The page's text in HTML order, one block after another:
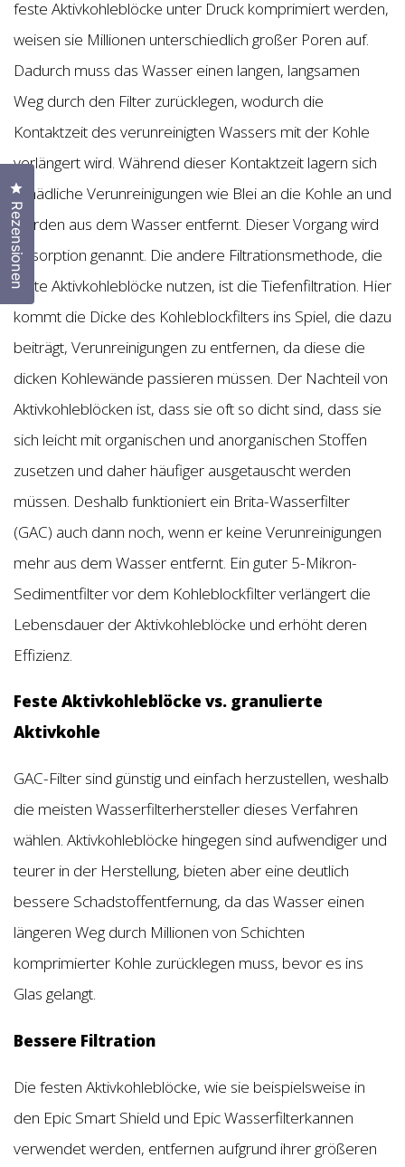
feste Aktivkohleblöcke unter Druck komprimiert werden,
weisen sie Millionen unterschiedlich großer Poren auf.
Dadurch muss das Wasser einen langen, langsamen
Weg durch den Filter zurücklegen, wodurch die
Kontaktzeit des verunreinigten Wassers mit der Kohle
verlängert wird. Während dieser Kontaktzeit lagern sich
schädliche Verunreinigungen wie Blei an die Kohle an und
werden aus dem Wasser entfernt. Dieser Vorgang wird
Adsorption genannt. Die andere Filtrationsmethode, die
feste Aktivkohleblöcke nutzen, ist die Tiefenfiltration. Hier
kommt die Dicke des Kohleblockfilters ins Spiel, die dazu
beiträgt, Verunreinigungen zu entfernen, da diese die
dicken Kohlewände passieren müssen. Der Nachteil von
Aktivkohleblöcken ist, dass sie oft so dicht sind, dass sie
sich leicht mit organischen und anorganischen Stoffen
zusetzen und daher häufiger ausgetauscht werden
müssen. Deshalb funktioniert ein Brita-Wasserfilter
(GAC) auch dann noch, wenn er keine Verunreinigungen
mehr aus dem Wasser entfernt. Ein guter 5-Mikron-
Sedimentfilter vor dem Kohleblockfilter verlängert die
Lebensdauer der Aktivkohleblöcke und erhöht deren
Effizienz.
Feste Aktivkohleblöcke vs. granulierte
Aktivkohle
GAC-Filter sind günstig und einfach herzustellen, weshalb
die meisten Wasserfilterhersteller dieses Verfahren
wählen. Aktivkohleblöcke hingegen sind aufwendiger und
teurer in der Herstellung, bieten aber eine deutlich
bessere Schadstoffentfernung, da das Wasser einen
längeren Weg durch Millionen von Schichten
komprimierter Kohle zurücklegen muss, bevor es ins
Glas gelangt.
Bessere Filtration
Die festen Aktivkohleblöcke, wie sie beispielsweise in
den Epic Smart Shield und Epic Wasserfilterkannen
verwendet werden, entfernen aufgrund ihrer größeren
Rezensionen
Klicken Sie, um den Bewertungsdialog zu öffnen